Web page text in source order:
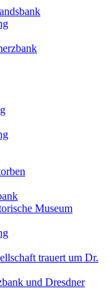
Museum
trauert um Dr.
und Dresdner